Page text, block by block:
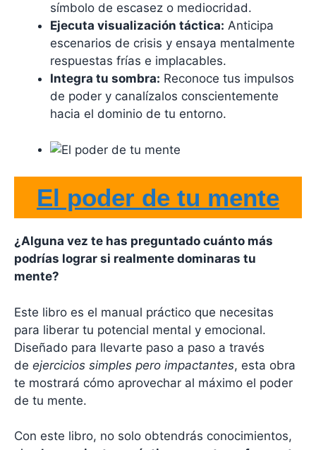
símbolo de escasez o mediocridad.
Ejecuta visualización táctica: Anticipa
escenarios de crisis y ensaya mentalmente
respuestas frías e implacables.
Integra tu sombra: Reconoce tus impulsos
de poder y canalízalos conscientemente
hacia el dominio de tu entorno.
El poder de tu mente
¿Alguna vez te has preguntado cuánto más
podrías lograr si realmente dominaras tu
mente?
Este libro es el manual práctico que necesitas
para liberar tu potencial mental y emocional.
Diseñado para llevarte paso a paso a través
de ejercicios simples pero impactantes, esta obra
te mostrará cómo aprovechar al máximo el poder
de tu mente.
Con este libro, no solo obtendrás conocimientos,